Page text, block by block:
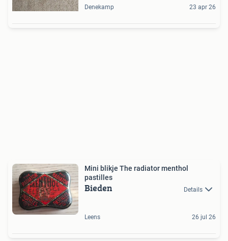
Denekamp 23 apr 26
Mini blikje The radiator menthol
pastilles
Bieden Details
Leens 26 jul 26